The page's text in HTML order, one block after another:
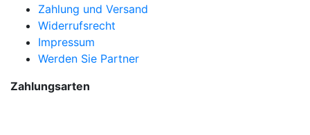
Zahlung und Versand
Widerrufsrecht
Impressum
Werden Sie Partner
Zahlungsarten